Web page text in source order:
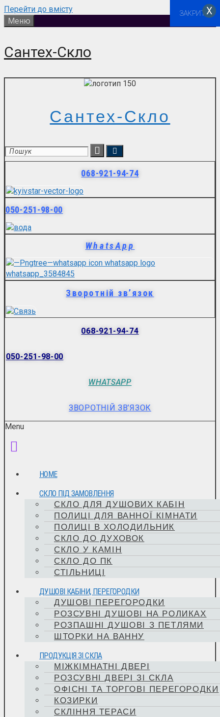
Перейти до вмісту
Меню
Сантех-Скло
Сантех-Скло
068-921-94-74
050-251-98-00
WhatsApp
Зворотній зв’язок
068-921-94-74
050-251-98-00
WHATSAPP
ЗВОРОТНІЙ ЗВ’ЯЗОК
Menu
HOME
СКЛО ПІД ЗАМОВЛЕННЯ
СКЛО ДЛЯ ДУШОВИХ КАБІН
ПОЛИЦІ ДЛЯ ВАННОЇ КІМНАТИ
ПОЛИЦІ В ХОЛОДИЛЬНИК
СКЛО ДО ДУХОВОК
СКЛО У КАМІН
СКЛО ДО ПК
СТІЛЬНИЦІ
ДУШОВІ КАБІНИ, ПЕРЕГОРОДКИ
ДУШОВІ ПЕРЕГОРОДКИ
РОЗСУВНІ ДУШОВІ НА РОЛИКАХ
РОЗПАШНІ ДУШОВІ З ПЕТЛЯМИ
ШТОРКИ НА ВАННУ
ПРОДУКЦІЯ ЗІ СКЛА
МІЖКІМНАТНІ ДВЕРІ
РОЗСУВНІ ДВЕРІ ЗІ СКЛА
ОФІСНІ ТА ТОРГОВІ ПЕРЕГОРОДКИ
КОЗИРКИ
СКЛІННЯ ТЕРАСИ
ЗАКРИТИХ